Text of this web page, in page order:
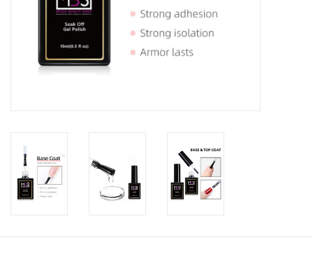
NIEUW! MBS Producten
Beauty Producten
Hema free line/Hypoallergenic